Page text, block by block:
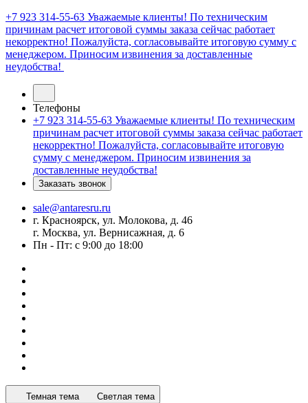
+7 923 314-55-63 Уважаемые клиенты! По техническим
причинам расчет итоговой суммы заказа сейчас работает
некорректно! Пожалуйста, согласовывайте итоговую сумму с
менеджером. Приносим извинения за доставленные
неудобства!
Телефоны
+7 923 314-55-63 Уважаемые клиенты! По техническим
причинам расчет итоговой суммы заказа сейчас работает
некорректно! Пожалуйста, согласовывайте итоговую
сумму с менеджером. Приносим извинения за
доставленные неудобства!
Заказать звонок
sale@antaresru.ru
г. Красноярск, ул. Молокова, д. 46
г. Москва, ул. Вернисажная, д. 6
Пн - Пт: с 9:00 до 18:00
Темная тема Светлая тема